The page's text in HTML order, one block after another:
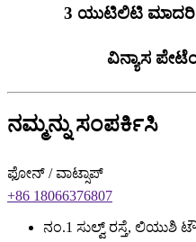
3 ಯುಟಿಲಿಟಿ ಮಾದರಿ
ವಿನ್ಯಾಸ
ನಮ್ಮನ್ನು ಸಂಪರ್ಕಿಸಿ
ಫೋನ್ / ವಾಟ್ಸಾಪ್
+86 18066376807
ನಂ.1 ಸುಲ್ವ್ ರಸ್ತೆ,